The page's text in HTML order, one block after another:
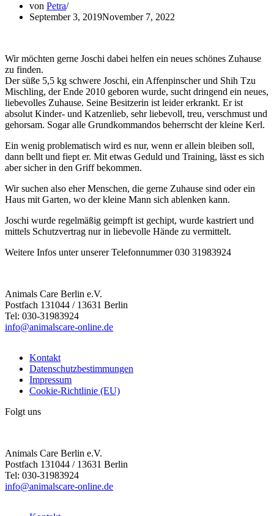
von Petra
September 3, 2019November 7, 2022
Wir möchten gerne Joschi dabei helfen ein neues schönes Zuhause
zu finden.
Der süße 5,5 kg schwere Joschi, ein Affenpinscher und Shih Tzu
Mischling, der Ende 2010 geboren wurde, sucht dringend ein neues,
liebevolles Zuhause. Seine Besitzerin ist leider erkrankt. Er ist
absolut Kinder- und Katzenlieb, sehr liebevoll, treu, verschmust und
gehorsam. Sogar alle Grundkommandos beherrscht der kleine Kerl.
Ein wenig problematisch wird es nur, wenn er allein bleiben soll,
dann bellt und fiept er. Mit etwas Geduld und Training, lässt es sich
aber sicher in den Griff bekommen.
Wir suchen also eher Menschen, die gerne Zuhause sind oder ein
Haus mit Garten, wo der kleine Mann sich ablenken kann.
Joschi wurde regelmäßig geimpft ist gechipt, wurde kastriert und
mittels Schutzvertrag nur in liebevolle Hände zu vermittelt.
Weitere Infos unter unserer Telefonnummer 030 31983924
Animals Care Berlin e.V.
Postfach 131044 / 13631 Berlin
Tel: 030-31983924
info@animalscare-online.de
Kontakt
Datenschutzbestimmungen
Impressum
Cookie-Richtlinie (EU)
Folgt uns
Animals Care Berlin e.V.
Postfach 131044 / 13631 Berlin
Tel: 030-31983924
info@animalscare-online.de